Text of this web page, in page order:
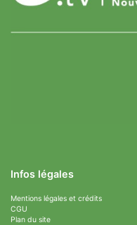
Infos légales
Mentions légales et crédits
CGU
Plan du site